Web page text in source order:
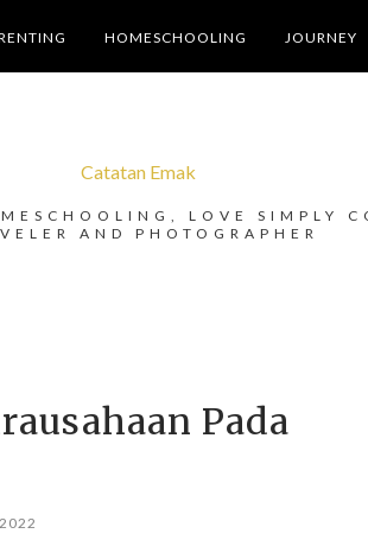
HOMESCHOOLING JOURNEY
Catatan Emak
LOVE SIMPLY
AND PHOTOGRAPHER
Pada